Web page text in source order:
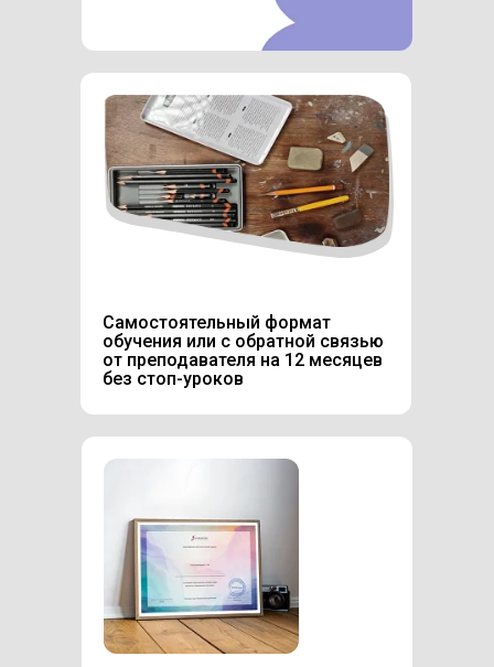
Самостоятельный формат
обучения или с обратной связью
от преподавателя на 12 месяцев
без стоп-уроков